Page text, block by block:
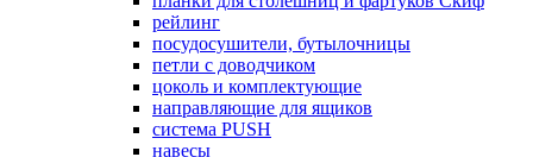
рейлинг
посудосушители, бутылочницы
петли с доводчиком
цоколь и комплектующие
направляющие для ящиков
система PUSH
навесы